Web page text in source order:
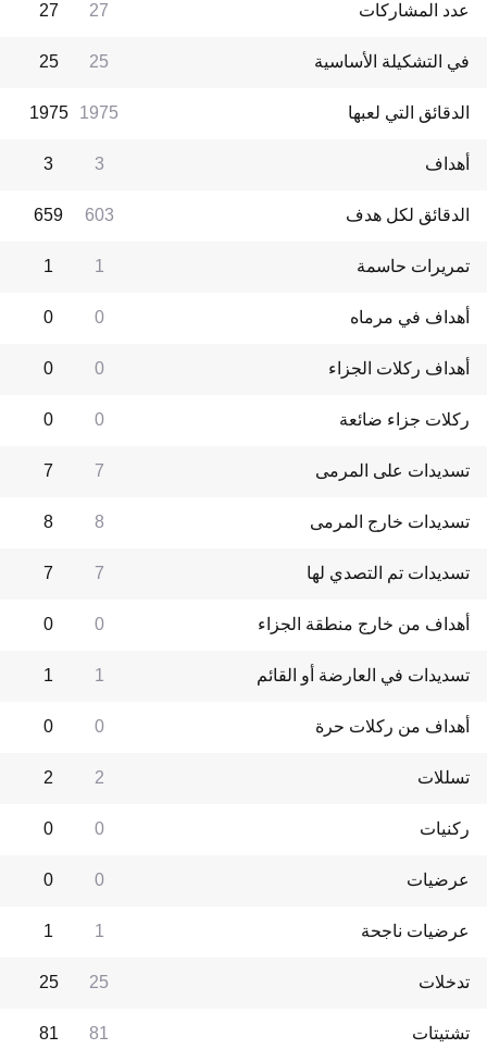
عدد المشاركات 27
27
في التشكيلة الأساسية 25
25
الدقائق التي لعبها 1975
1975
أهداف 3
3
الدقائق لكل هدف 603
659
تمريرات حاسمة 1
1
أهداف في مرماه 0
0
أهداف ركلات الجزاء 0
0
ركلات جزاء ضائعة 0
0
تسديدات على المرمى 7
7
تسديدات خارج المرمى 8
8
تسديدات تم التصدي لها 7
7
أهداف من خارج منطقة الجزاء 0
0
تسديدات في العارضة أو القائم 1
1
أهداف من ركلات حرة 0
0
تسللات 2
2
ركنيات 0
0
عرضيات 0
0
عرضيات ناجحة 1
1
تدخلات 25
25
تشتيتات 81
81